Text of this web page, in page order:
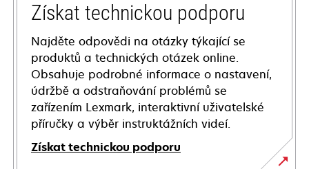
Získat technickou podporu
Najděte odpovědi na otázky týkající se
produktů a technických otázek online.
Obsahuje podrobné informace o nastavení,
údržbě a odstraňování problémů se
zařízením Lexmark, interaktivní uživatelské
příručky a výběr instruktážních videí.
Získat technickou podporu